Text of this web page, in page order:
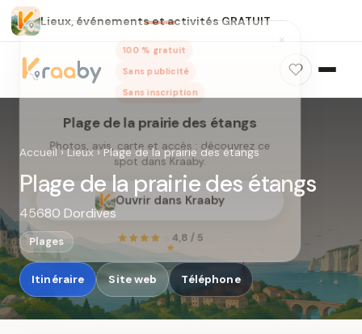
Lieux, événements et activités GRATUIT
100 % gratuit
Sans publicité
Sans inscription
Plage de la prairie des étangs
Photos, avis, carte et accès : découvrez ce
spot dans Kraaby.
Ouvrir dans Kraaby
4,8 / 5
Accueil ›Lieux›Plage de la prairie des étangs
Plage de la prairie des étangs
45680 Dordives
Plages
Itinéraire Site web Téléphone